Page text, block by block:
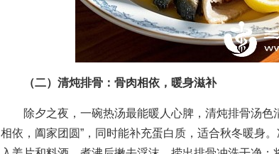
（二）清炖排骨：骨肉相依，暖身滋补
除夕之夜，一碗热汤最能暖人心脾，清炖排骨汤色
相依，阖家团圆”，同时能补充蛋白质，适合秋冬暖身